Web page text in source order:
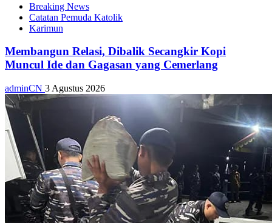
Breaking News
Catatan Pemuda Katolik
Karimun
Membangun Relasi, Dibalik Secangkir Kopi
Muncul Ide dan Gagasan yang Cemerlang
adminCN 3 Agustus 2026